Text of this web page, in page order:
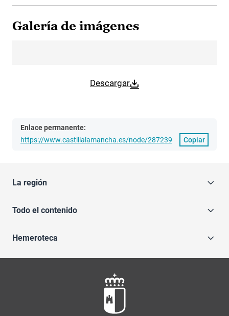
Galería de imágenes
Descargar
Enlace permanente:
https://www.castillalamancha.es/node/287239
Copiar
La región
Todo el contenido
Hemeroteca